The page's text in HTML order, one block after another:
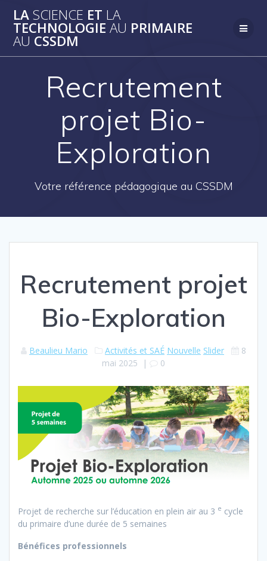
content
LASCIENCE ET LA
TECHNOLOGIE AU PRIMAIRE
AU CSSDM
Recrutement
projet Bio-
Exploration
Votre référence pédagogique au CSSDM
Recrutement projet
Bio-Exploration
Beaulieu Mario Activités et SAÉ Nouvelle Slider
8
mai 2025 | 0
Projet de recherche sur l’éducation en plein air au 3 e cycle
du primaire d’une durée de 5 semaines
Bénéfices professionnels